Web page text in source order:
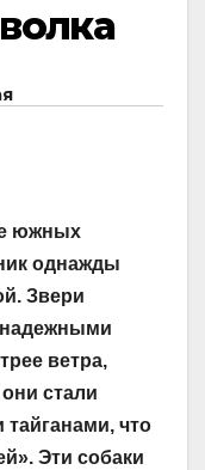
южных
однажды
Звери
надежными
ветра,
стали
что
Эти собаки